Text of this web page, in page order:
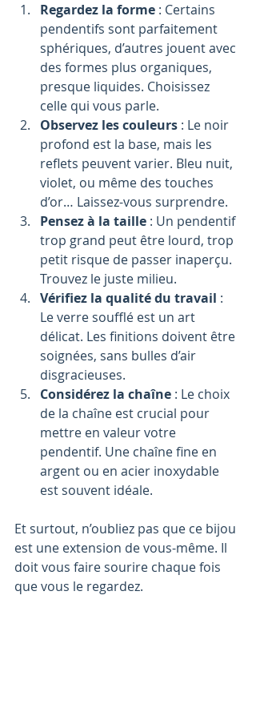
Regardez la forme : Certains
pendentifs sont parfaitement
sphériques, d’autres jouent avec
des formes plus organiques,
presque liquides. Choisissez
celle qui vous parle.
Observez les couleurs : Le noir
profond est la base, mais les
reflets peuvent varier. Bleu nuit,
violet, ou même des touches
d’or… Laissez-vous surprendre.
Pensez à la taille : Un pendentif
trop grand peut être lourd, trop
petit risque de passer inaperçu.
Trouvez le juste milieu.
Vérifiez la qualité du travail :
Le verre soufflé est un art
délicat. Les finitions doivent être
soignées, sans bulles d’air
disgracieuses.
Considérez la chaîne : Le choix
de la chaîne est crucial pour
mettre en valeur votre
pendentif. Une chaîne fine en
argent ou en acier inoxydable
est souvent idéale.
Et surtout, n’oubliez pas que ce bijou
est une extension de vous-même. Il
doit vous faire sourire chaque fois
que vous le regardez.